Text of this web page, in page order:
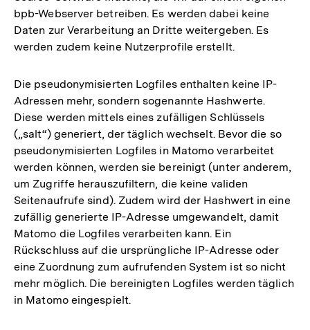
bpb-Webserver betreiben. Es werden dabei keine
Daten zur Verarbeitung an Dritte weitergeben. Es
werden zudem keine Nutzerprofile erstellt.
Die pseudonymisierten Logfiles enthalten keine IP-
Adressen mehr, sondern sogenannte Hashwerte.
Diese werden mittels eines zufälligen Schlüssels
(„salt“) generiert, der täglich wechselt. Bevor die so
pseudonymisierten Logfiles in Matomo verarbeitet
werden können, werden sie bereinigt (unter anderem,
um Zugriffe herauszufiltern, die keine validen
Seitenaufrufe sind). Zudem wird der Hashwert in eine
zufällig generierte IP-Adresse umgewandelt, damit
Matomo die Logfiles verarbeiten kann. Ein
Rückschluss auf die ursprüngliche IP-Adresse oder
eine Zuordnung zum aufrufenden System ist so nicht
mehr möglich. Die bereinigten Logfiles werden täglich
in Matomo eingespielt.